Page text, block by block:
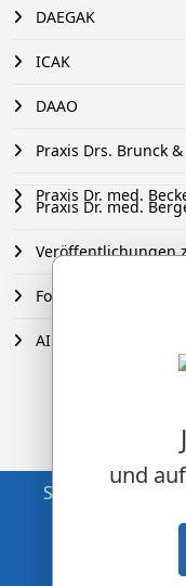
DAEGAK
ICAK
DAAO
Praxis Drs. Brunck
Praxis Dr. med.
Praxis Dr. med.
Veröffentlichungen
FobiZe
AIM
Start
und